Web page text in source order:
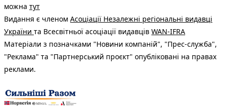
можна тут
Видання є членом Асоціації Незалежні регіональні видавці
України та Всесвітньої асоціації видавців WAN-IFRA
Матеріали з позначками "Новини компаній", "Прес-служба",
"Реклама" та "Партнерський проєкт" опубліковані на правах
реклами.